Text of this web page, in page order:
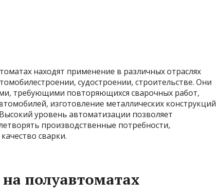
находят применение в различных отраслях
судостроении, строительстве. Они
требующими повторяющихся сварочных работ,
изготовление металлических конструкций
уровень автоматизации позволяет
производственные потребности,
сварки.
полуавтоматах